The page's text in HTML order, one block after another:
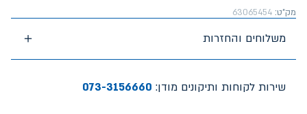
מק"ט: 63065454
משלוחים והחזרות
שירות לקוחות ותיקונים מודן: 073-3156660